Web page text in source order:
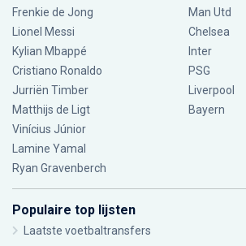
Frenkie de Jong
Lionel Messi
Kylian Mbappé
Cristiano Ronaldo
Jurriën Timber
Matthijs de Ligt
Vinícius Júnior
Lamine Yamal
Ryan Gravenberch
Man Utd
Chelsea
Inter
PSG
Liverpool
Bayern
Populaire top lijsten
Laatste voetbaltransfers